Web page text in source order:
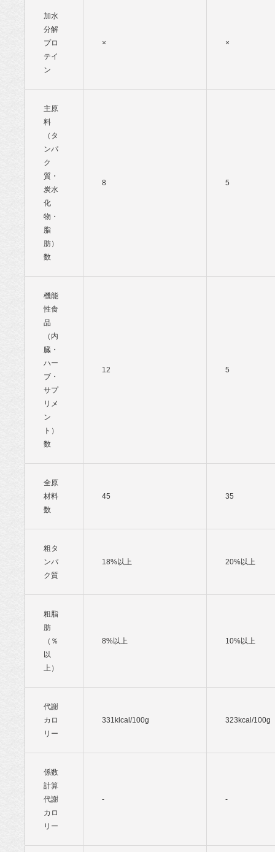
加水
分解
プロ
テイ
ン
× ×
主原
料
（タ
ンパ
ク
質・
炭水
化
物・
脂
肪）
数
8 5
機能
性食
品
（内
臓・
ハー
ブ・
サプ
リメ
ン
ト）
数
12 5
全原
材料
数
45 35
粗タ
ンパ
ク質
18%以上 20%以上
粗脂
肪
（％
以
上）
8%以上 10%以上
代謝
カロ
リー
331klcal/100g 323kcal/100g
係数
計算
代謝
カロ
リー
- -